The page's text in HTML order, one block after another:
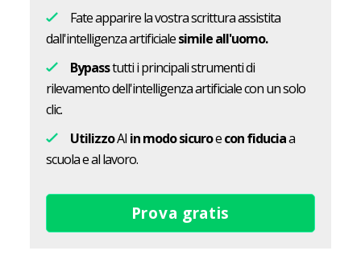
Fate apparire la vostra scrittura assistita
dall'intelligenza artificialesimile all'uomo.
Bypasstutti i principali strumenti di
rilevamento dell'intelligenza artificiale con un solo
clic.
UtilizzoAI in modo sicuroecon fiduciaa
scuola e al lavoro.
Prova gratis